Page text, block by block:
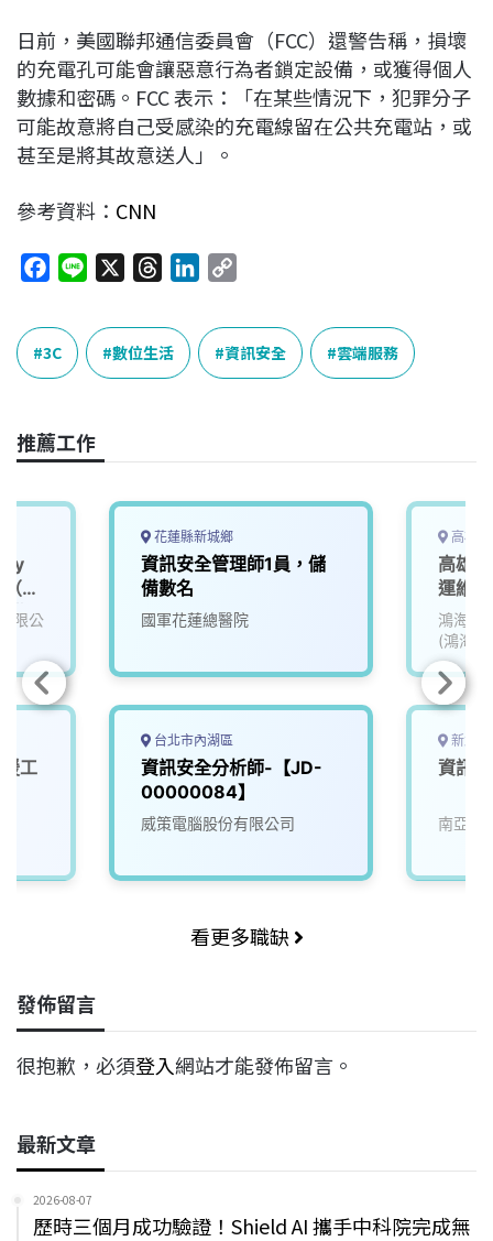
日前，美國聯邦通信委員會（FCC）還警告稱，損壞
的充電孔可能會讓惡意行為者鎖定設備，或獲得個人
數據和密碼。FCC 表示：「在某些情況下，犯罪分子
可能故意將自己受感染的充電線留在公共充電站，或
甚至是將其故意送人」。
參考資料： CNN
c
e
b
o
k
e
r
e
a
k
e
n
p
y
L
k
3C 數位生活 資訊安全 雲端服務
推薦工作
資
北
限公
工
花蓮縣新城鄉
資訊安全管理師1員，儲
備數名
國軍花蓮總醫院
台北市內湖區
資訊安全分析師-【JD-
00000084】
威策電腦股份有限公司
高雄
高雄
運維
鴻海精
(鴻海)
新北
資訊
南亞科
看更多職缺
發佈留言
很抱歉，必須登入網站才能發佈留言。
最新文章
2026-08-07
歷時三個月成功驗證！Shield AI 攜手中科院完成無